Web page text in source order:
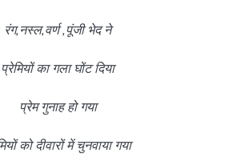
रंग,नस्ल,वर्ण ,पूंजी भेद ने
प्रेमियों का गला घोंट दिया
प्रेम गुनाह हो गया
को दीवारों में चुनवाया गया